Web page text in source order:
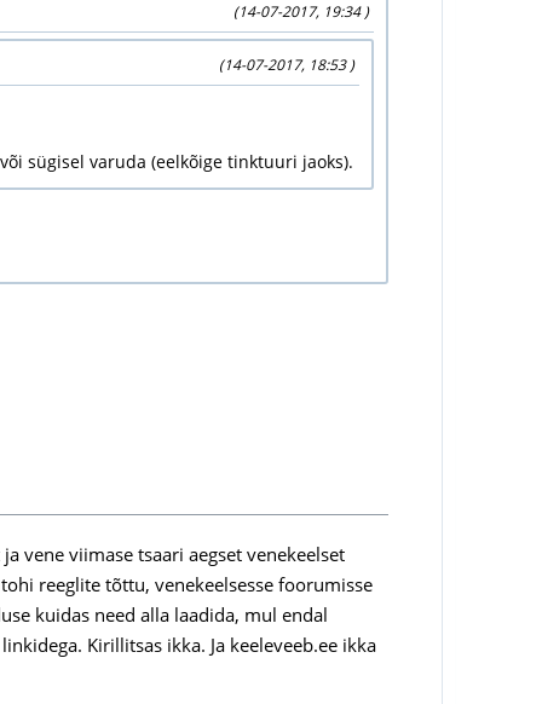
(14-07-2017, 19:34 )
(14-07-2017, 18:53 )
sügisel varuda (eelkõige tinktuuri jaoks).
vene viimase tsaari aegset venekeelset
reeglite tõttu, venekeelsesse foorumisse
kuidas need alla laadida, mul endal
Kirillitsas ikka. Ja keeleveeb.ee ikka